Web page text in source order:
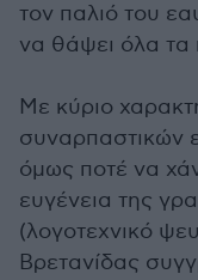
τον παλιό του
να θάψει όλα τα
Με κύριο
συναρπαστικών
όμως ποτέ να
ευγένεια της
(λογοτεχνικό
Βρετανίδας